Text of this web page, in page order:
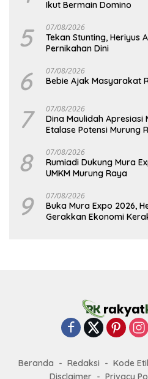
Ikut Bermain Domino
5 07/08/2026
Tekan Stunting, Heriyus
Pernikahan Dini
6 07/08/2026
Bebie Ajak Masyarakat
7 07/08/2026
Dina Maulidah Apresiasi
Etalase Potensi Murung
8 07/08/2026
Rumiadi Dukung Mura
UMKM Murung Raya
9 07/08/2026
Buka Mura Expo 2026,
Gerakkan Ekonomi
Beranda Redaksi Kode
Disclaimer
Privacy